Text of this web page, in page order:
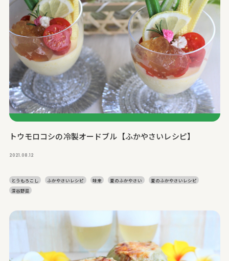
トウモロコシの冷製オードブル【ふかやさいレシピ】
2021.08.12
とうもろこし ふかやさいレシピ 味来 夏のふかやさい
夏のふかやさいレシピ
深谷野菜